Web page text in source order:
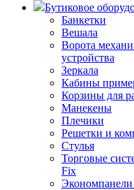
Бутиковое
Банкетки
Вешала
Ворота
устройства
Зеркала
Кабины
Корзины для
Манекены
Плечики
Решетки и
Стулья
Торговые
Fix